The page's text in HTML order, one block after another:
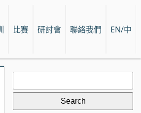
比賽 研討會 聯絡我們 EN/中
Search
for: